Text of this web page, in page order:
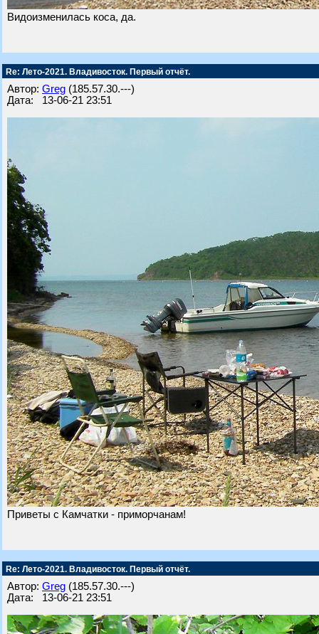
Видоизменилась коса, да.
Re: Лето-2021. Владивосток. Первый отчёт.
Автор: Greg (185.57.30.---)
Дата: 13-06-21 23:51
Приветы с Камчатки - приморчанам!
Re: Лето-2021. Владивосток. Первый отчёт.
Автор: Greg (185.57.30.---)
Дата: 13-06-21 23:51